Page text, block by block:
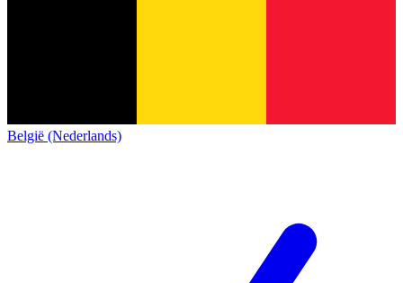
België (Nederlands)